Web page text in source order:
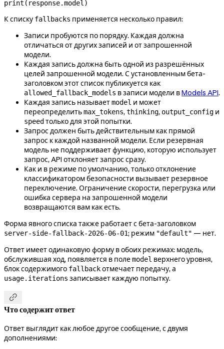
print (response.model)
К списку fallbacks применяется несколько правил:
Записи пробуются по порядку. Каждая должна
отличаться от других записей и от запрошенной
модели.
Каждая запись должна быть одной из разрешённых
целей запрошенной модели. С установленным бета-
заголовком этот список публикуется как
allowed_fallback_models в записи модели вModels API.
Каждая запись называетmodel и может
переопределитьmax_tokens, thinking, output_config и
speed только для этой попытки.
Запрос должен быть действительным как прямой
запрос к каждой названной модели. Если резервная
модель не поддерживает функцию, которую использует
запрос, API отклоняет запрос сразу.
Как и в режиме по умолчанию, только отклонение
классификатором безопасности вызывает резервное
переключение. Ограничение скорости, перегрузка или
ошибка сервера на запрошенной модели
возвращаются вам как есть.
Форма явного списка также работает с бета-заголовком
server-side-fallback-2026-06-01; режим "default" — нет.
Ответ имеет одинаковую форму в обоих режимах: модель,
обслужившая ход, появляется в полеmodel верхнего уровня,
блок содержимого fallbackотмечает передачу, а
usage.iterations записывает каждую попытку.

Что содержит ответ
Ответ выглядит как любое другое сообщение, с двумя
дополнениями: